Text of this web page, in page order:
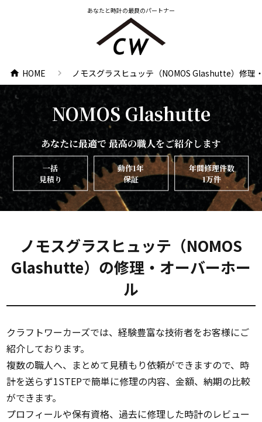
あなたと時計の最良のパートナー
home HOME chevron_right ノモスグラスヒュッテ（NOMOS Glashutte）修理
NOMOS Glashutte
あなたに最適で 最高の職人をご紹介します
一括
見積り
動作1年
保証
年間修理件数
1万件
ノモスグラスヒュッテ（NOMOS
Glashutte）の修理・オーバーホー
ル
クラフトワーカーズでは、経験豊富な技術者をお客様にご
紹介しております。
複数の職人へ、まとめて見積もり依頼ができますので、時
計を送らず1STEPで簡単に修理の内容、金額、納期の比較
ができます。
プロフィールや保有資格、過去に修理した時計のレビュー